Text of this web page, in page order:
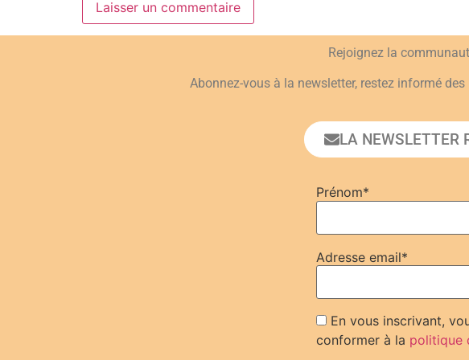
Rejoignez la
Abonnez-vous à la newsletter, restez informé
LA NEWSLETTER
Prénom*
Adresse email*
En vous inscrivant,
conformer à la politique